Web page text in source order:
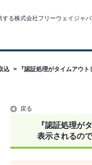
込 >
『認証処理がタイムアウ
戻る
『認証処理が
表示されるの